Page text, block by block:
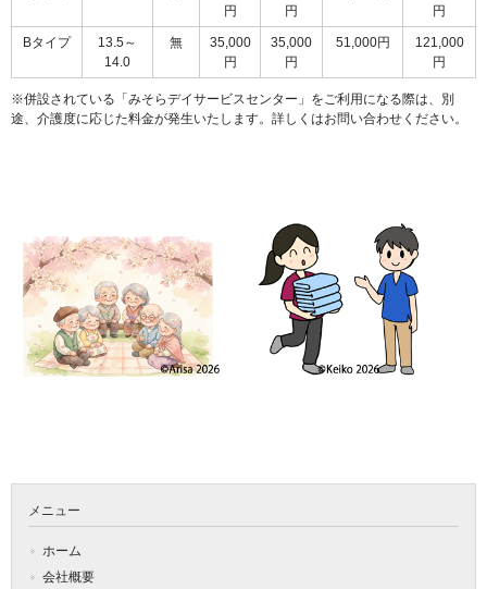
円
円
円
Bタイプ
13.5～
14.0
無
35,000
円
35,000
円
51,000円
121,000
円
※併設されている「みそらデイサービスセンター」をご利用になる際は、別
途、介護度に応じた料金が発生いたします。詳しくはお問い合わせください。
メニュー
ホーム
会社概要